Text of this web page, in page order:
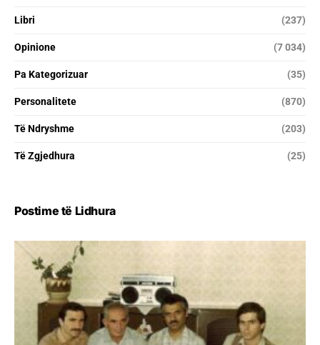
Libri (237)
Opinione (7 034)
Pa Kategorizuar (35)
Personalitete (870)
Të Ndryshme (203)
Të Zgjedhura (25)
Postime të Lidhura